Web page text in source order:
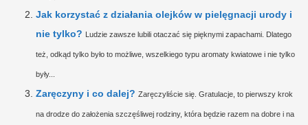
Jak korzystać z działania olejków w pielęgnacji urody i
nie tylko? Ludzie zawsze lubili otaczać się pięknymi zapachami. Dlatego
też, odkąd tylko było to możliwe, wszelkiego typu aromaty kwiatowe i nie tylko
były...
Zaręczyny i co dalej? Zaręczyliście się. Gratulacje, to pierwszy krok
na drodze do założenia szczęśliwej rodziny, która będzie razem na dobre i na